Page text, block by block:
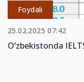
Foydali
25.02.2025 07:42
O‘zbekistonda